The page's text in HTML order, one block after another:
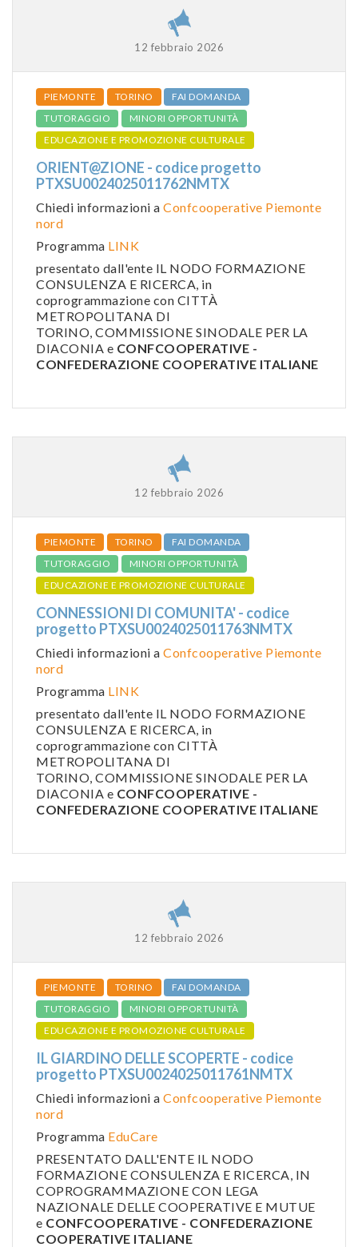
12 febbraio 2026
PIEMONTE TORINO
FAI DOMANDA
TUTORAGGIO
MINORI OPPORTUNITÀ
EDUCAZIONE E PROMOZIONE CULTURALE
ORIENT@ZIONE - codice progetto
PTXSU0024025011762NMTX
Chiedi informazioni a Confcooperative Piemonte
nord
Programma LINK
presentato dall'ente IL NODO FORMAZIONE
CONSULENZA E RICERCA, in
coprogrammazione con CITTÀ
METROPOLITANA DI
TORINO, COMMISSIONE SINODALE PER LA
DIACONIA e CONFCOOPERATIVE -
CONFEDERAZIONE COOPERATIVE ITALIANE
12 febbraio 2026
PIEMONTE TORINO
FAI DOMANDA
TUTORAGGIO
MINORI OPPORTUNITÀ
EDUCAZIONE E PROMOZIONE CULTURALE
CONNESSIONI DI COMUNITA' - codice
progetto PTXSU0024025011763NMTX
Chiedi informazioni a Confcooperative Piemonte
nord
Programma LINK
presentato dall'ente IL NODO FORMAZIONE
CONSULENZA E RICERCA, in
coprogrammazione con CITTÀ
METROPOLITANA DI
TORINO, COMMISSIONE SINODALE PER LA
DIACONIA e CONFCOOPERATIVE -
CONFEDERAZIONE COOPERATIVE ITALIANE
12 febbraio 2026
PIEMONTE TORINO
FAI DOMANDA
TUTORAGGIO
MINORI OPPORTUNITÀ
EDUCAZIONE E PROMOZIONE CULTURALE
IL GIARDINO DELLE SCOPERTE - codice
progetto PTXSU0024025011761NMTX
Chiedi informazioni a Confcooperative Piemonte
nord
Programma EduCare
PRESENTATO DALL'ENTE IL NODO
FORMAZIONE CONSULENZA E RICERCA, IN
COPROGRAMMAZIONE CON LEGA
NAZIONALE DELLE COOPERATIVE E MUTUE
e CONFCOOPERATIVE - CONFEDERAZIONE
COOPERATIVE ITALIANE